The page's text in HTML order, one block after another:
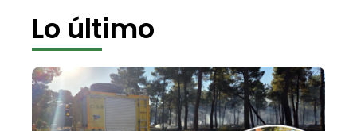
Lo último